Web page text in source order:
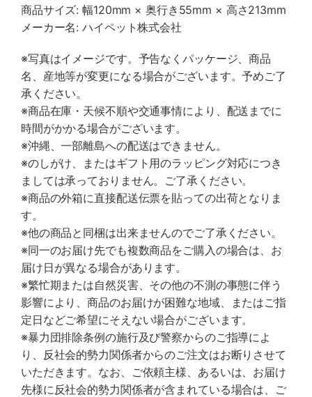
商品サイズ: 幅120mm × 奥行き55mm × 高さ213mm
メーカー名: ハイペット株式会社
※写真はイメージです。予告なくパッケージ、商品
名、産地等が変更になる場合がございます。予めご了
承ください。
※商品在庫・天候不順や交通事情により、配送までに
時間がかかる場合がございます。
※沖縄、一部離島への配送はできません。
※のしがけ、またはギフト用のラッピング対応につき
ましては承っておりません。ご了承ください。
※商品の外箱に直接配送伝票を貼っての出荷となりま
す。
※他の商品と同梱は出来ませんのでご了承ください。
※同一のお届け先でも複数商品をご購入の場合は、お
届け日が異なる場合があります。
※繁忙期または自然災害、その他の不測の事態に伴う
影響により、商品のお届けが困難な地域、またはご指
定日などご希望にそえない場合がございます。
※暴力団排除条例の施行及び警察からのご指導によ
り、反社会的勢力関係者からのご注文はお断りさせて
いただきます。なお、ご依頼主様、あるいは、お届け
先様に反社会的勢力関係者が含まれている場合は、ご